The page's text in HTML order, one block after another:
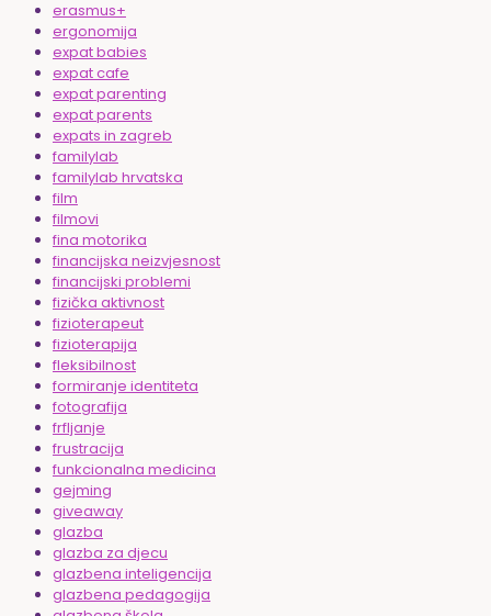
erasmus+
ergonomija
expat babies
expat cafe
expat parenting
expat parents
expats in zagreb
familylab
familylab hrvatska
film
filmovi
fina motorika
financijska neizvjesnost
financijski problemi
fizička aktivnost
fizioterapeut
fizioterapija
fleksibilnost
formiranje identiteta
fotografija
frfljanje
frustracija
funkcionalna medicina
gejming
giveaway
glazba
glazba za djecu
glazbena inteligencija
glazbena pedagogija